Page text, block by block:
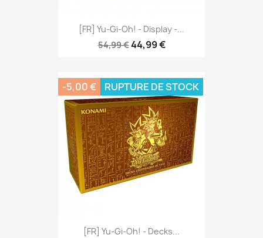
[FR] Yu-Gi-Oh! - Display -...
54,99 €44,99 €
[FR] Yu-Gi-Oh! - Decks...
-5,00 € RUPTURE DE STOCK